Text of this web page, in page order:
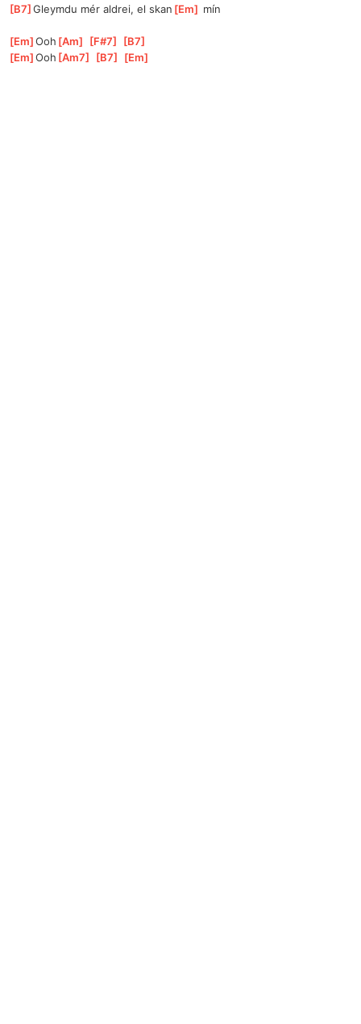
[B7 ]
Gleymdu mér aldrei, el skan [Em mín
[Em ]
Ooh [Am [F#7 [B7
[Em ]
Ooh [Am7 [B7 [Em